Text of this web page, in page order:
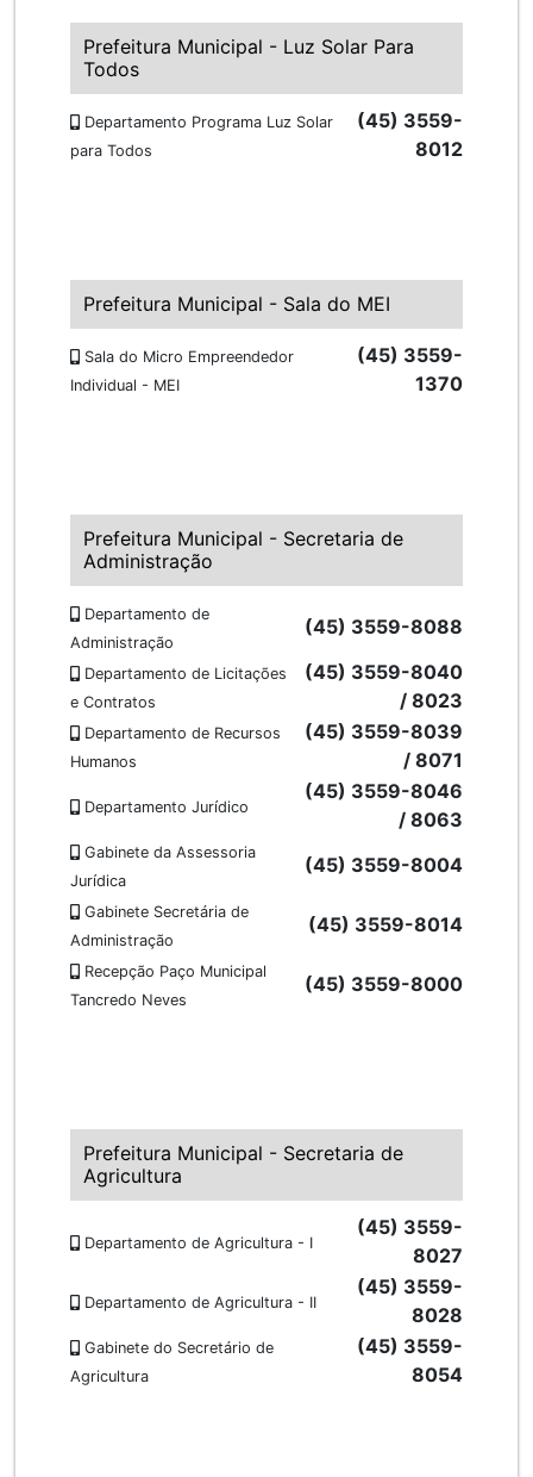
Prefeitura Municipal - Luz Solar Para
Todos
Departamento Programa Luz Solar
para Todos
(45) 3559-
8012
Prefeitura Municipal - Sala do MEI
Sala do Micro Empreendedor
Individual - MEI
(45) 3559-
1370
Prefeitura Municipal - Secretaria de
Administração
Departamento de
Administração
(45) 3559-8088
Departamento de Licitações
e Contratos
(45) 3559-8040
/ 8023
Departamento de Recursos
Humanos
(45) 3559-8039
/ 8071
Departamento Jurídico
(45) 3559-8046
/ 8063
Gabinete da Assessoria
Jurídica
(45) 3559-8004
Gabinete Secretária de
Administração
(45) 3559-8014
Recepção Paço Municipal
Tancredo Neves
(45) 3559-8000
Prefeitura Municipal - Secretaria de
Agricultura
Departamento de Agricultura - I
(45) 3559-
8027
Departamento de Agricultura - II
(45) 3559-
8028
Gabinete do Secretário de
Agricultura
(45) 3559-
8054